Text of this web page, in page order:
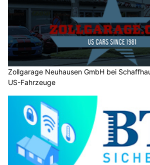
Zollgarage Neuhausen GmbH bei
US-Fahrzeuge